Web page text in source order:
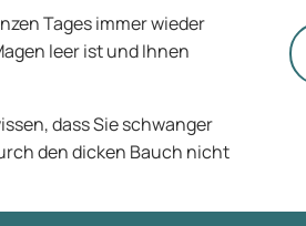
Tages immer wieder
leer ist und Ihnen
dass Sie schwanger
den dicken Bauch nicht